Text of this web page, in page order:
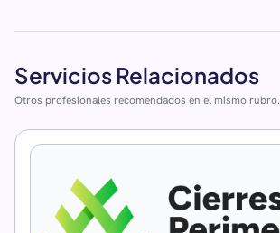
Servicios Relacionados
Otros profesionales recomendados en el mismo rubro.